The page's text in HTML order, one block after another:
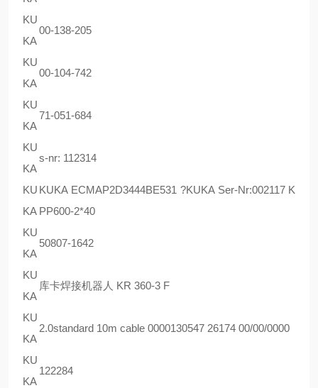
KU
KA
00-138-205
KU
KA
00-104-742
KU
KA
71-051-684
KU
KA
s-nr: 112314
KU
KA
KUKA ECMAP2D3444BE531 ?KUKA Ser-Nr:002117 K
PP600-2*40
KU
KA
50807-1642
KU
KA
库卡焊接机器人 KR 360-3 F
KU
KA
2.0standard 10m cable 0000130547 26174 00/00/0000
KU
KA
122284